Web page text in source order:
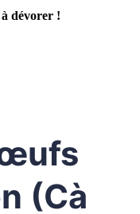
dévorer !
(Cà